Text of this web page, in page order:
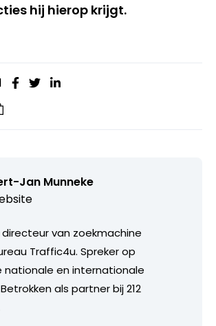
hij hierop krijgt.
Jan Munneke
van zoekmachine
Traffic4u. Spreker op
nationale en internationale
als partner bij 212